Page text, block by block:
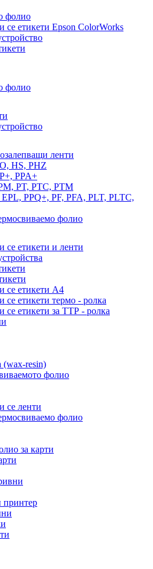
фолио
се етикети Epson ColorWorks
фолио
ленти
HS, PHZ
PPA+
PT, PTC, PTM
PPQ+, PF, PFA, PLT, PLTC,
фолио
се етикети и ленти
се етикети A4
се етикети термо - ролка
се етикети за ТТР - ролка
(wax-resin)
фолио
се ленти
фолио
за карти
принтер